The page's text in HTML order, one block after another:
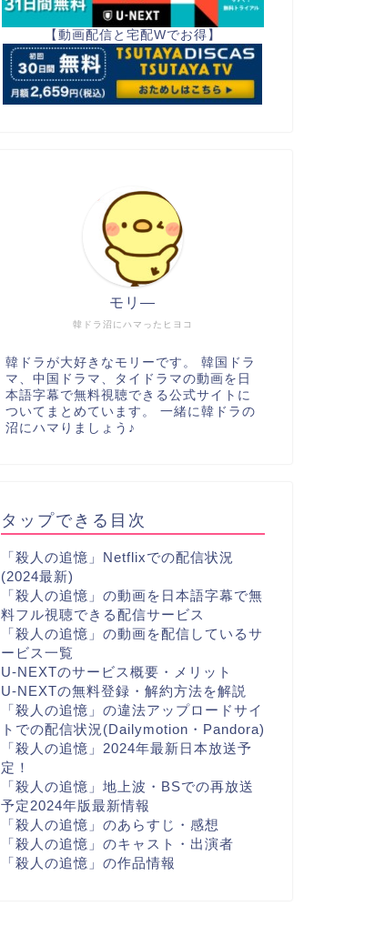
【動画配信と宅配Wでお得】
韓ドラ沼にハマったヒヨコ
モリ―
韓ドラが大好きなモリーです。 韓国ドラ
マ、中国ドラマ、タイドラマの動画を日
本語字幕で無料視聴できる公式サイトに
ついてまとめています。 一緒に韓ドラの
沼にハマりましょう♪
タップできる目次
「殺人の追憶」Netflixでの配信状況
(2024最新)
「殺人の追憶」の動画を日本語字幕で無
料フル視聴できる配信サービス
「殺人の追憶」の動画を配信しているサ
ービス一覧
U-NEXTのサービス概要・メリット
U-NEXTの無料登録・解約方法を解説
「殺人の追憶」の違法アップロードサイ
トでの配信状況(Dailymotion・Pandora)
「殺人の追憶」2024年最新日本放送予
定！
「殺人の追憶」地上波・BSでの再放送
予定2024年版最新情報
「殺人の追憶」のあらすじ・感想
「殺人の追憶」のキャスト・出演者
「殺人の追憶」の作品情報